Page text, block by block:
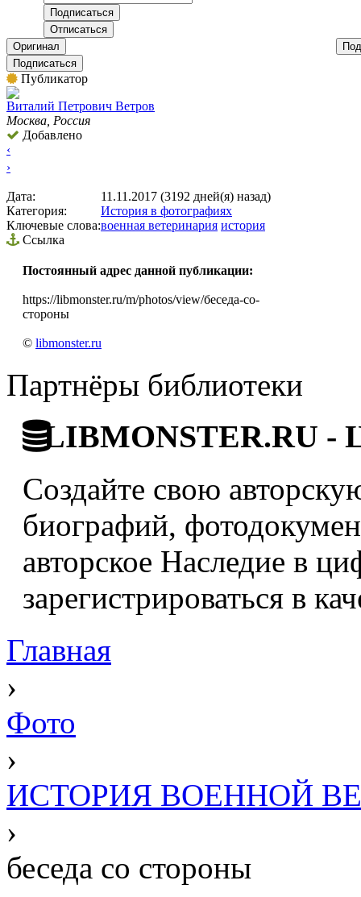
Оригинал
Подписаться
Публикатор
Виталий Петрович Ветров
Москва, Россия
Добавлено
‹
›
Дата:
11.11.2017 (3192 дней(я) назад)
Категория:
История в фотографиях
Ключевые слова:военная ветеринария история
Ссылка
Постоянный адрес данной публикации:
https://libmonster.ru/m/photos/view/беседа-со-
стороны
© libmonster.ru
Партнёры библиотеки
LIBMONSTER.RU -
Создайте свою
биографий,
авторское Наследие в
зарегистрироваться в
Главная
›
Фото
›
ИСТОРИЯ ВОЕННОЙ
›
беседа со стороны